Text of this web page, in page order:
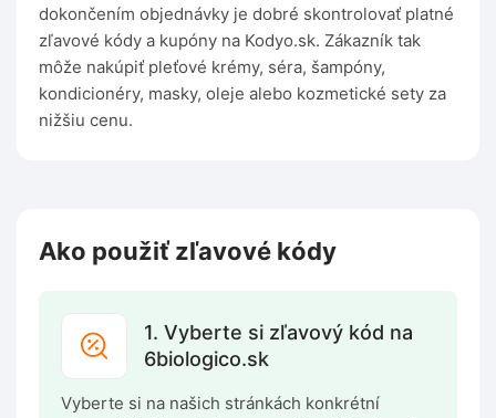
dokončením objednávky je dobré skontrolovať platné
zľavové kódy a kupóny na Kodyo.sk. Zákazník tak
môže nakúpiť pleťové krémy, séra, šampóny,
kondicionéry, masky, oleje alebo kozmetické sety za
nižšiu cenu.
Ako použiť zľavové kódy
1. Vyberte si zľavový kód na
6biologico.sk
Vyberte si na našich stránkách konkrétní